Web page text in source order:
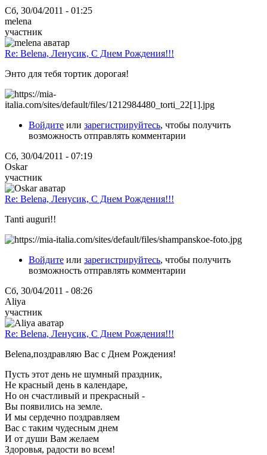
Сб, 30/04/2011 - 01:25
melena
участник
Re: Belena, Ленусик, С Днем Рождения!!!
Энто для тебя тортик дорогая!
Войдите или зарегистрируйтесь, чтобы получить
возможность отправлять комментарии
Сб, 30/04/2011 - 07:19
Oskar
участник
Re: Belena, Ленусик, С Днем Рождения!!!
Tanti auguri!!
Войдите или зарегистрируйтесь, чтобы получить
возможность отправлять комментарии
Сб, 30/04/2011 - 08:26
Aliya
участник
Re: Belena, Ленусик, С Днем Рождения!!!
Belena,поздравляю Вас с Днем Рождения!
Пусть этот день не шумный праздник,
Не красный день в календаре,
Но он счастливый и прекрасный -
Вы появились на земле.
И мы сердечно поздравляем
Вас с таким чудесным днем
И от души Вам желаем
Здоровья, радости во всем!